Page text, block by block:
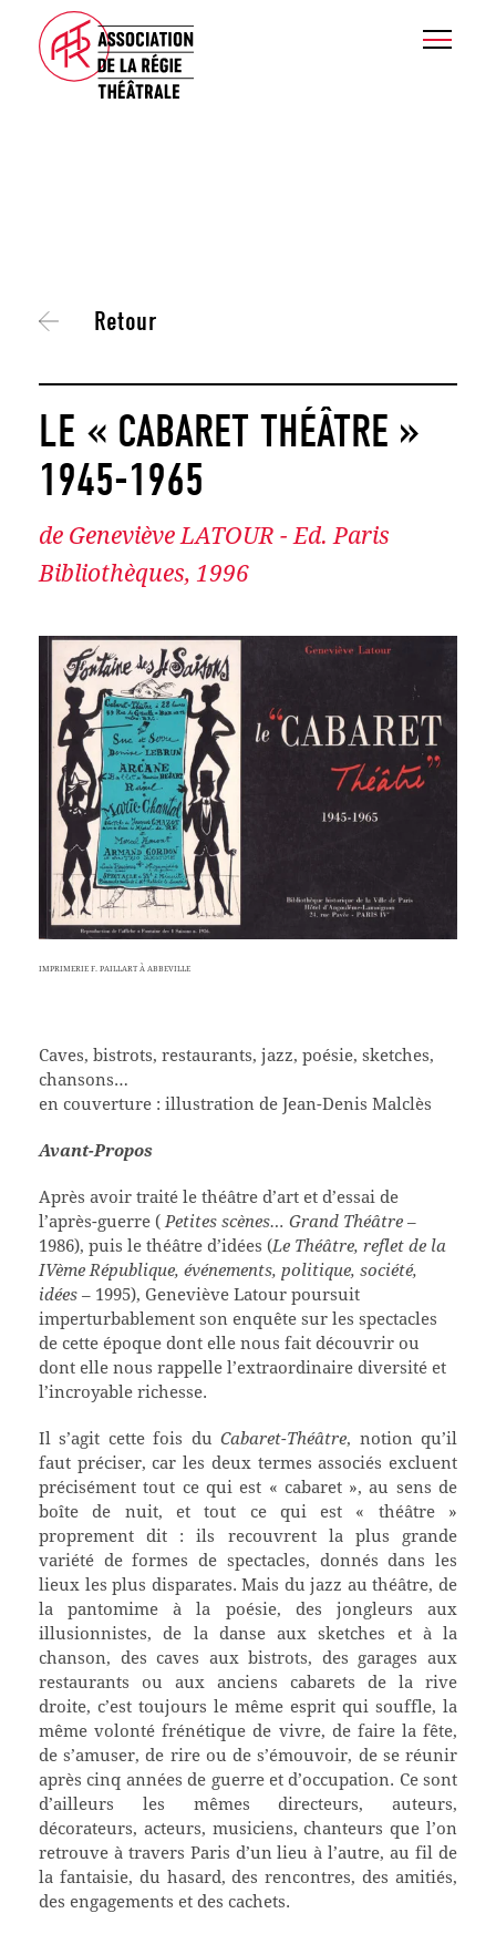
Retour
LE « CABARET THÉÂTRE »
1945-1965
de Geneviève LATOUR - Ed. Paris
Bibliothèques, 1996
IMPRIMERIE F. PAILLART À ABBEVILLE
Caves, bistrots, restaurants, jazz, poésie, sketches,
chansons…
en couverture : illustration de Jean-Denis Malclès
Avant-Propos
Après avoir traité le théâtre d’art et d’essai de
l’après-guerre ( Petites scènes… Grand Théâtre –
1986), puis le théâtre d’idées (Le Théâtre, reflet de la
IVème République, événements, politique, société,
idées – 1995), Geneviève Latour poursuit
imperturbablement son enquête sur les spectacles
de cette époque dont elle nous fait découvrir ou
dont elle nous rappelle l’extraordinaire diversité et
l’incroyable richesse.
Il s’agit cette fois duCabaret-Théâtre, notion qu’il
faut préciser, car les deux termes associés excluent
précisément tout ce qui est « cabaret », au sens de
boîte de nuit, et tout ce qui est « théâtre »
proprement dit : ils recouvrent la plus grande
variété de formes de spectacles, donnés dans les
lieux les plus disparates. Mais du jazz au théâtre, de
la pantomime à la poésie, des jongleurs aux
illusionnistes, de la danse aux sketches et à la
chanson, des caves aux bistrots, des garages aux
restaurants ou aux anciens cabarets de la rive
droite, c’est toujours le même esprit qui souffle, la
même volonté frénétique de vivre, de faire la fête,
de s’amuser, de rire ou de s’émouvoir, de se réunir
après cinq années de guerre et d’occupation. Ce sont
d’ailleurs les mêmes directeurs, auteurs,
décorateurs, acteurs, musiciens, chanteurs que l’on
retrouve à travers Paris d’un lieu à l’autre, au fil de
la fantaisie, du hasard, des rencontres, des amitiés,
des engagements et des cachets.